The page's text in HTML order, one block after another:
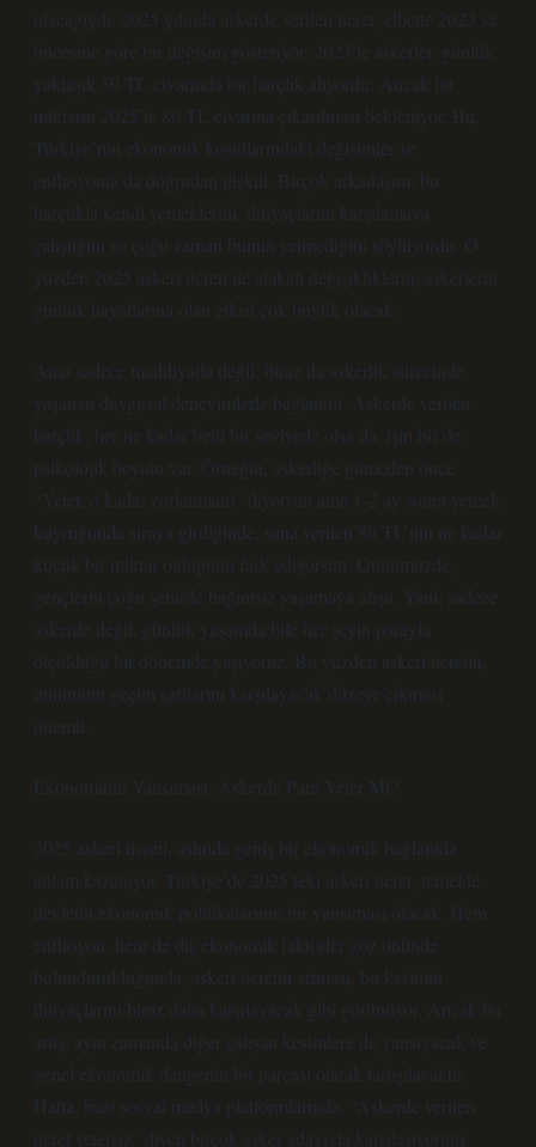
olacağıydı. 2025 yılında askerde verilen ücret, elbette 2023 ve
öncesine göre bir değişim gösteriyor. 2023’te askerler, günlük
yaklaşık 50 TL civarında bir harçlık alıyordu. Ancak bu
miktarın 2025’te 80 TL civarına çıkarılması bekleniyor. Bu,
Türkiye’nin ekonomik koşullarındaki değişimler ve
enflasyonla da doğrudan ilişkili. Birçok arkadaşım, bu
harçlıkla kendi yemeklerini, ihtiyaçlarını karşılamaya
çalıştığını ve çoğu zaman bunun yetmediğini söylüyordu. O
yüzden 2025 askeri ücreti ile alakalı değişikliklerin, askerlerin
günlük hayatlarına olan etkisi çok büyük olacak.
Ama sadece maddiyatla değil, biraz da askerlik sürecinde
yaşanan duygusal deneyimlerle bağlantılı. Askerde verilen
harçlık, her ne kadar belli bir seviyede olsa da, işin bir de
psikolojik boyutu var. Örneğin, askerliğe gitmeden önce
“Yeter, o kadar zorlanmam” diyorsun ama 1-2 ay sonra yemek
kuyruğunda sıraya girdiğinde, sana verilen 80 TL’nin ne kadar
küçük bir miktar olduğunu fark ediyorsun. Günümüzde,
gençlerin çoğu şehirde bağımsız yaşamaya alıştı. Yani, sadece
askerde değil, günlük yaşamda bile her şeyin parayla
ölçüldüğü bir dönemde yaşıyoruz. Bu yüzden askeri ücretin,
minimum geçim şartlarını karşılayacak düzeye çıkması
önemli.
Ekonominin Yansıması: Askerde Para Yeter Mi?
2025 askeri ücreti, aslında geniş bir ekonomik bağlamda
anlam kazanıyor. Türkiye’de 2025’teki askeri ücret, temelde
devletin ekonomik politikalarının bir yansıması olacak. Hem
enflasyon, hem de dış ekonomik faktörler göz önünde
bulundurulduğunda, askeri ücretin artması, bu kesimin
ihtiyaçlarını biraz daha karşılayacak gibi görünüyor. Ancak bu
artış, aynı zamanda diğer çalışan kesimlere de yansıyacak ve
genel ekonomik dengenin bir parçası olarak tartışılacaktır.
Hatta, bazı sosyal medya platformlarında, “Askerde verilen
ücret yetersiz” diyen birçok asker adayıyla karşılaşıyorum.